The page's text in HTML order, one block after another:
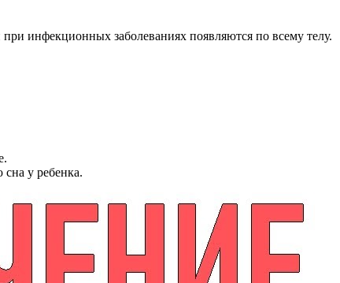
инфекционных заболеваниях появляются по всему телу.
у ребенка.